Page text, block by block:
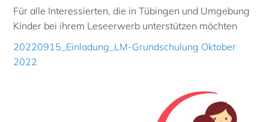
Für alle Interessierten, die in Tübingen und Umgebung
Kinder bei ihrem Leseerwerb unterstützen möchten
20220915_Einladung_LM-Grundschulung Oktober
2022